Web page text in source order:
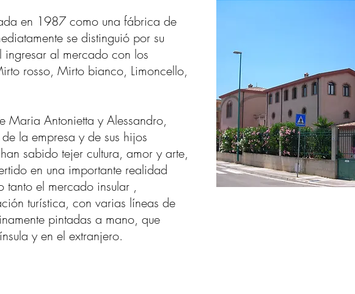
en 1987 como una fábrica de
se distinguió por su
al mercado con los
rosso, Mirto bianco, Limoncello,
Maria Antonietta y Alessandro,
la empresa y de sus hijos
sabido tejer cultura, amor y arte,
en una importante realidad
tanto el mercado insular ,
turística, con varias líneas de
pintadas a mano, que
y en el extranjero.